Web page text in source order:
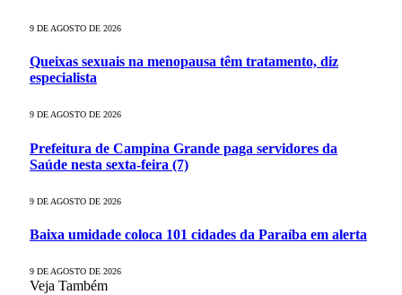
9 DE AGOSTO DE 2026
Queixas sexuais na menopausa têm tratamento, diz
especialista
9 DE AGOSTO DE 2026
Prefeitura de Campina Grande paga servidores da
Saúde nesta sexta-feira (7)
9 DE AGOSTO DE 2026
Baixa umidade coloca 101 cidades da Paraíba em alerta
9 DE AGOSTO DE 2026
Veja Também